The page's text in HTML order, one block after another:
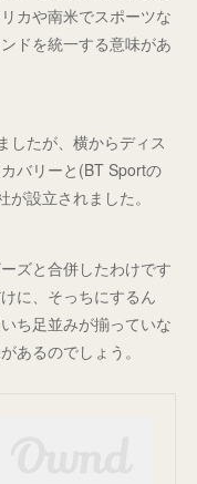
カや南米でスポーツな
ドを統一する意味があ
したが、横からディス
バリーと(BT Sportの
設立されました。
ズと合併したわけです
に、そっちにするん
ち足並みが揃っていな
あるのでしょう。